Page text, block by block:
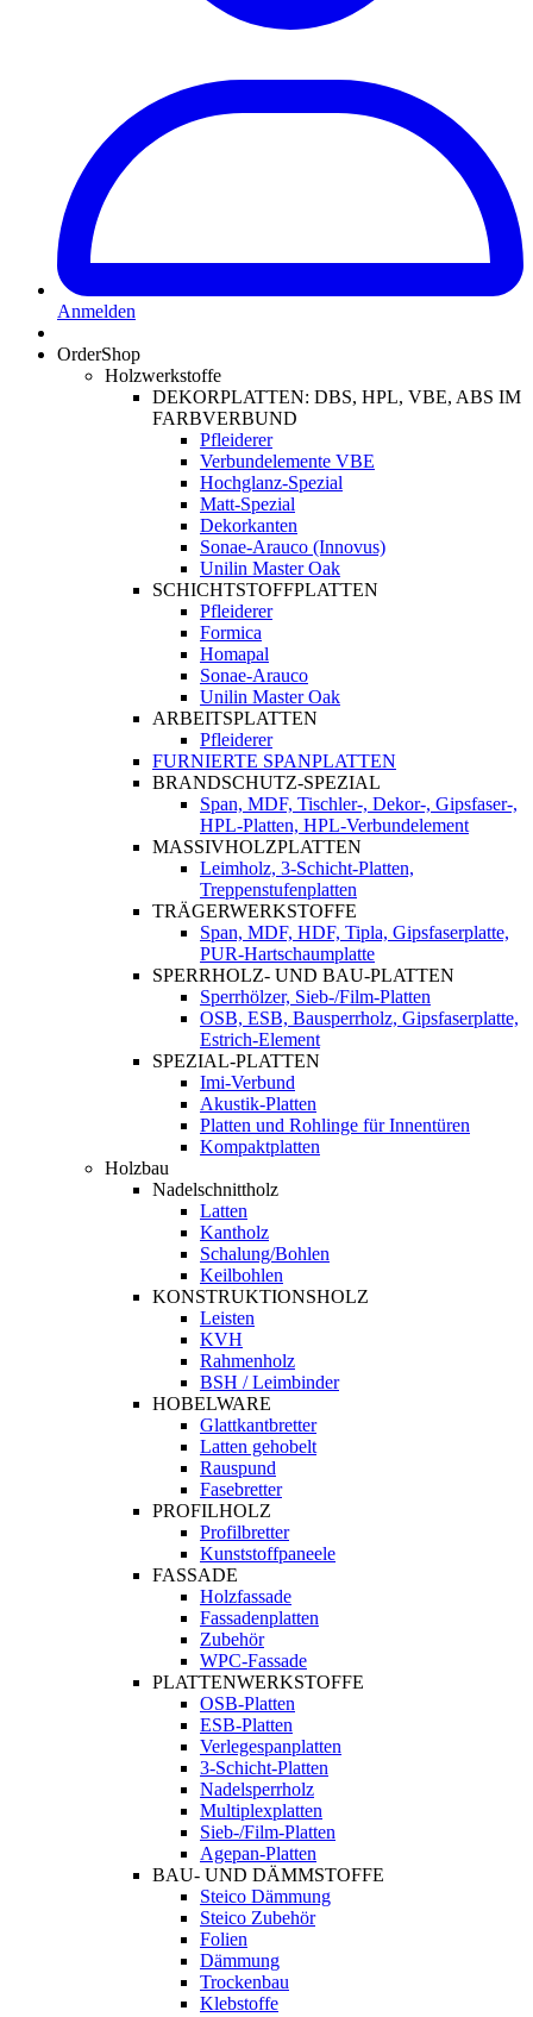
Anmelden
OrderShop
Holzwerkstoffe
DEKORPLATTEN: DBS, HPL, VBE, ABS IM
FARBVERBUND
Pfleiderer
Verbundelemente VBE
Hochglanz-Spezial
Matt-Spezial
Dekorkanten
Sonae-Arauco (Innovus)
Unilin Master Oak
SCHICHTSTOFFPLATTEN
Pfleiderer
Formica
Homapal
Sonae-Arauco
Unilin Master Oak
ARBEITSPLATTEN
Pfleiderer
FURNIERTE SPANPLATTEN
BRANDSCHUTZ-SPEZIAL
Span, MDF, Tischler-, Dekor-, Gipsfaser-,
HPL-Platten, HPL-Verbundelement
MASSIVHOLZPLATTEN
Leimholz, 3-Schicht-Platten,
Treppenstufenplatten
TRÄGERWERKSTOFFE
Span, MDF, HDF, Tipla, Gipsfaserplatte,
PUR-Hartschaumplatte
SPERRHOLZ- UND BAU-PLATTEN
Sperrhölzer, Sieb-/Film-Platten
OSB, ESB, Bausperrholz, Gipsfaserplatte,
Estrich-Element
SPEZIAL-PLATTEN
Imi-Verbund
Akustik-Platten
Platten und Rohlinge für Innentüren
Kompaktplatten
Holzbau
Nadelschnittholz
Latten
Kantholz
Schalung/Bohlen
Keilbohlen
KONSTRUKTIONSHOLZ
Leisten
KVH
Rahmenholz
BSH / Leimbinder
HOBELWARE
Glattkantbretter
Latten gehobelt
Rauspund
Fasebretter
PROFILHOLZ
Profilbretter
Kunststoffpaneele
FASSADE
Holzfassade
Fassadenplatten
Zubehör
WPC-Fassade
PLATTENWERKSTOFFE
OSB-Platten
ESB-Platten
Verlegespanplatten
3-Schicht-Platten
Nadelsperrholz
Multiplexplatten
Sieb-/Film-Platten
Agepan-Platten
BAU- UND DÄMMSTOFFE
Steico Dämmung
Steico Zubehör
Folien
Dämmung
Trockenbau
Klebstoffe